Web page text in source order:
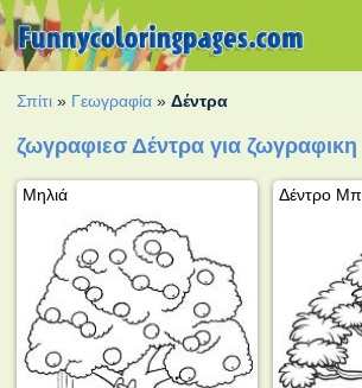
Σπίτι » Γεωγραφία »Δέντρα
ζωγραφιεσ Δέντρα για ζωγραφικη
Μηλιά Δέντρο